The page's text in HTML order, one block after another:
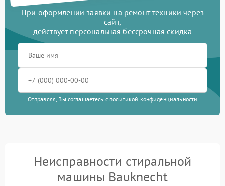
При оформлении заявки на ремонт техники через
сайт,
действует персональная бессрочная скидка
Отправляя, Вы соглашаетесь с политикой конфиденциальности
Неисправности стиральной
машины Bauknecht